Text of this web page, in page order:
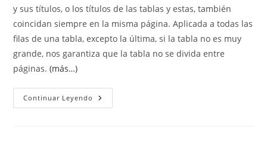
y sus títulos, o los títulos de las tablas y estas, también
coincidan siempre en la misma página. Aplicada a todas las
filas de una tabla, excepto la última, si la tabla no es muy
grande, nos garantiza que la tabla no se divida entre
páginas.(más…)
Continuar Leyendo Conservar
Con